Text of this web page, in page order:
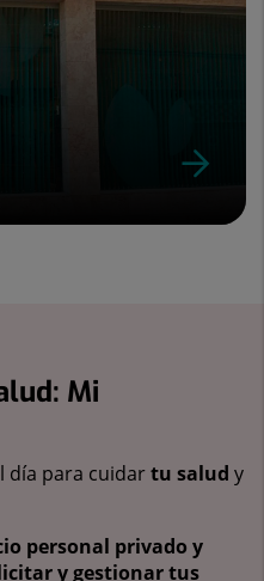
Mi
día para cuidartu salud y
personal privado y
y gestionar tus